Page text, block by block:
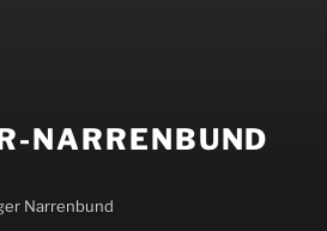
NARRENBUND
Narrenbund